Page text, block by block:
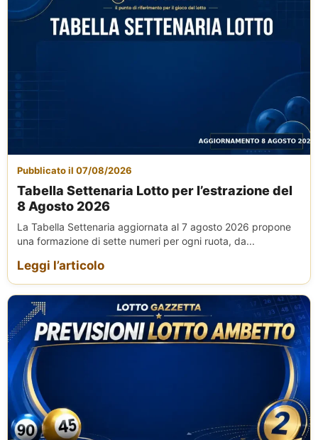
Pubblicato il 07/08/2026
Tabella Settenaria Lotto per l’estrazione del
8 Agosto 2026
La Tabella Settenaria aggiornata al 7 agosto 2026 propone
una formazione di sette numeri per ogni ruota, da...
Leggi l’articolo